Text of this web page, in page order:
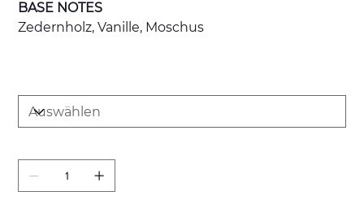
BASE NOTES
Zedernholz, Vanille, Moschus